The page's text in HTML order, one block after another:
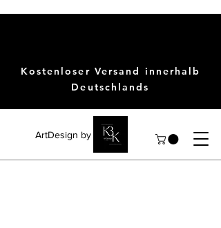
ArtDesign by KBK
Kostenloser Versand innerhalb
Deutschlands